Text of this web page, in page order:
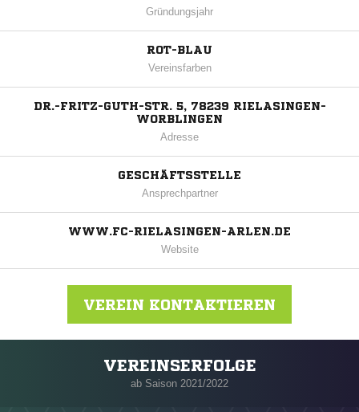
Gründungsjahr
ROT-BLAU
Vereinsfarben
DR.-FRITZ-GUTH-STR. 5, 78239 RIELASINGEN-
WORBLINGEN
Adresse
GESCHÄFTSSTELLE
Ansprechpartner
WWW.FC-RIELASINGEN-ARLEN.DE
Website
VEREIN KONTAKTIEREN
Nachricht an 1. FC Rielasingen-Arlen
VEREINSERFOLGE
ab Saison 2021/2022